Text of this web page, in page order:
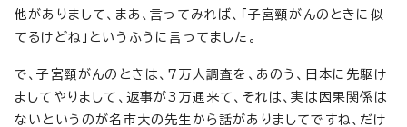
他がありまして、まあ、言ってみれば、「子宮頸がんのときに似
てるけどね」というふうに言ってました。
で、子宮頸がんのときは、7万人調査を、あのう、日本に先駆け
ましてやりまして、返事が3万通来て、それは、実は因果関係は
ないというのが名市大の先生から話がありましてですね、だけ